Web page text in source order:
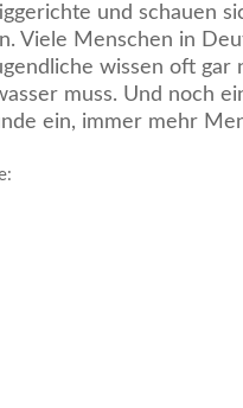
und schauen
Viele Menschen in
wissen oft gar
muss. Und noch
ein, immer mehr